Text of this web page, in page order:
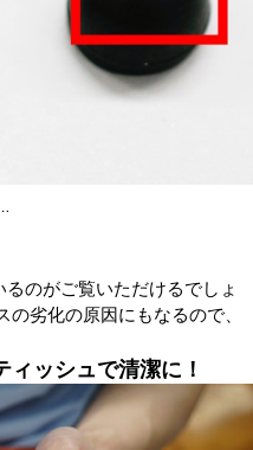
のがご覧いただけるでしょ
劣化の原因にもなるので、
ッシュで清潔に！